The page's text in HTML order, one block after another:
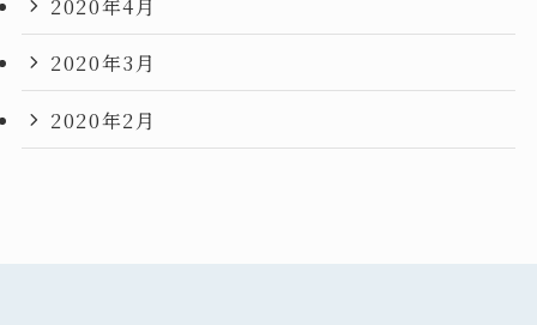
2020年4月
2020年3月
2020年2月